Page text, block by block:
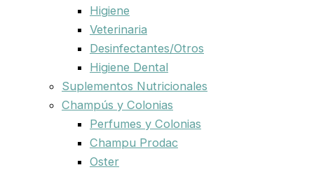
Higiene
Veterinaria
Desinfectantes/Otros
Higiene Dental
Suplementos Nutricionales
Champús y Colonias
Perfumes y Colonias
Champu Prodac
Oster